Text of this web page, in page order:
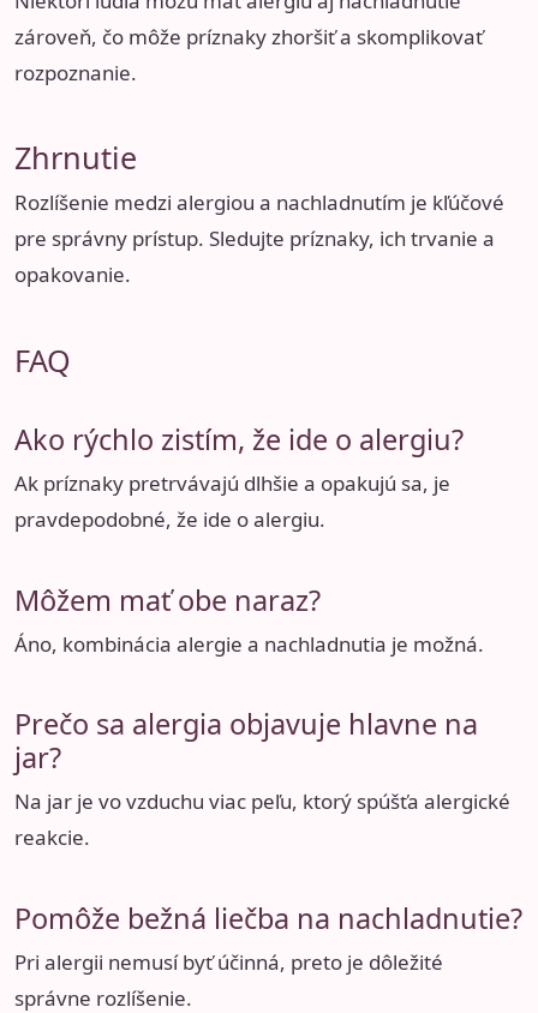
zároveň, čo môže príznaky zhoršiť a skomplikovať
rozpoznanie.
Zhrnutie
Rozlíšenie medzi alergiou a nachladnutím je kľúčové
pre správny prístup. Sledujte príznaky, ich trvanie a
opakovanie.
FAQ
Ako rýchlo zistím, že ide o alergiu?
Ak príznaky pretrvávajú dlhšie a opakujú sa, je
pravdepodobné, že ide o alergiu.
Môžem mať obe naraz?
Áno, kombinácia alergie a nachladnutia je možná.
Prečo sa alergia objavuje hlavne na
jar?
Na jar je vo vzduchu viac peľu, ktorý spúšťa alergické
reakcie.
Pomôže bežná liečba na nachladnutie?
Pri alergii nemusí byť účinná, preto je dôležité
správne rozlíšenie.